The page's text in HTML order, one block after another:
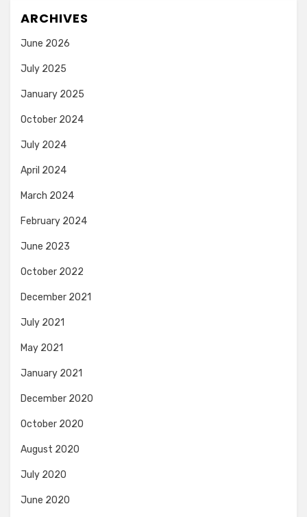
ARCHIVES
June 2026
July 2025
January 2025
October 2024
July 2024
April 2024
March 2024
February 2024
June 2023
October 2022
December 2021
July 2021
May 2021
January 2021
December 2020
October 2020
August 2020
July 2020
June 2020